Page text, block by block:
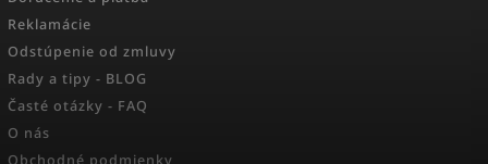
Reklamácie
Odstúpenie od zmluvy
Rady a tipy - BLOG
Časté otázky - FAQ
O nás
Obchodné podmienky